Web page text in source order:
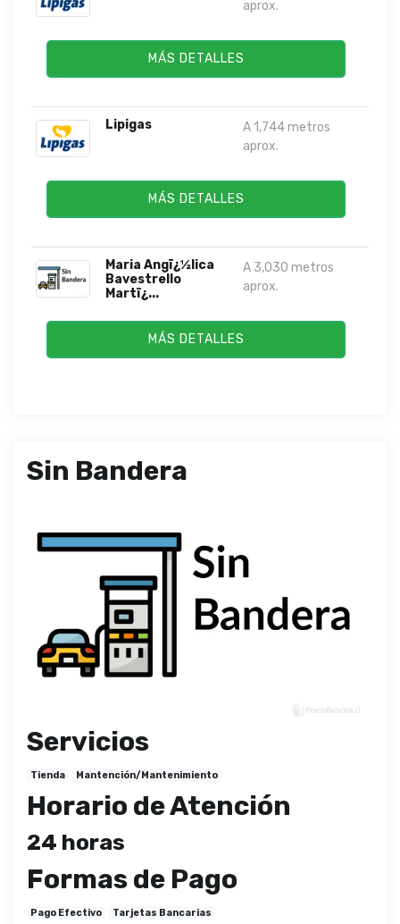
aprox.
MÁS DETALLES
Lipigas
A 1,744 metros
aprox.
MÁS DETALLES
Maria Angï¿½lica
Bavestrello
Martï¿...
A 3,030 metros
aprox.
MÁS DETALLES
Sin Bandera
Servicios
Tienda Mantención/Mantenimiento
Horario de Atención
24 horas
Formas de Pago
Pago Efectivo Tarjetas Bancarias